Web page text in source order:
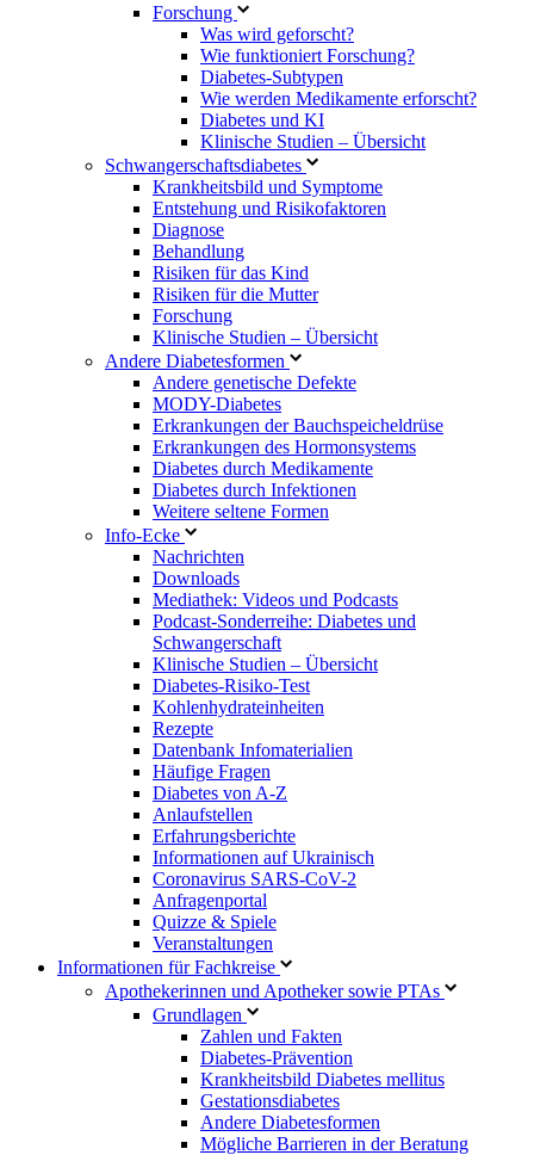
Forschung
Was wird geforscht?
Wie funktioniert Forschung?
Diabetes-Subtypen
Wie werden Medikamente erforscht?
Diabetes und KI
Klinische Studien – Übersicht
Schwangerschaftsdiabetes
Krankheitsbild und Symptome
Entstehung und Risikofaktoren
Diagnose
Behandlung
Risiken für das Kind
Risiken für die Mutter
Forschung
Klinische Studien – Übersicht
Andere Diabetesformen
Andere genetische Defekte
MODY-Diabetes
Erkrankungen der Bauchspeicheldrüse
Erkrankungen des Hormonsystems
Diabetes durch Medikamente
Diabetes durch Infektionen
Weitere seltene Formen
Info-Ecke
Nachrichten
Downloads
Mediathek: Videos und Podcasts
Podcast-Sonderreihe: Diabetes und
Schwangerschaft
Klinische Studien – Übersicht
Diabetes-Risiko-Test
Kohlenhydrateinheiten
Rezepte
Datenbank Infomaterialien
Häufige Fragen
Diabetes von A-Z
Anlaufstellen
Erfahrungsberichte
Informationen auf Ukrainisch
Coronavirus SARS-CoV-2
Anfragenportal
Quizze & Spiele
Veranstaltungen
Informationen für Fachkreise
Apothekerinnen und Apotheker sowie PTAs
Grundlagen
Zahlen und Fakten
Diabetes-Prävention
Krankheitsbild Diabetes mellitus
Gestationsdiabetes
Andere Diabetesformen
Mögliche Barrieren in der Beratung